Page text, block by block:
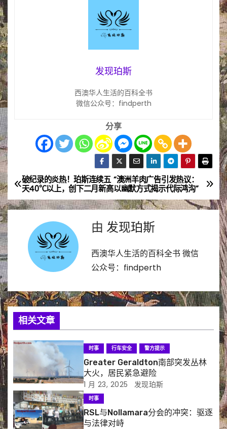
发现珀斯
西澳华人生活的百科全书
微信公众号：findperth
分享
文
章
航
“澳洲羊肉广告引发热议：
以幽默方式揭示代际鸿沟”
破纪录的炎热！珀斯连续五
天40℃以上，创下二月新高
由 发现珀斯
西澳华人生活的百科全书 微信
公众号：findperth
相关文章
时事 行车安全 警方提示
Greater Geraldton南部突发丛林
大火，居民紧急避险
1 月 23, 2025 发现珀斯
时事
RSL与Nollamara分会的冲突：驱逐
与法律对峙